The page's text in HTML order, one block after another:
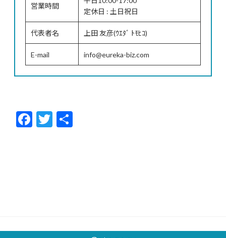
営業時間
定休日 : 土日祝日
代表者名 上田 友彦(ｳｴﾀﾞ ﾄﾓﾋｺ)
E-mail info@eureka-biz.com
F
ac
T
w